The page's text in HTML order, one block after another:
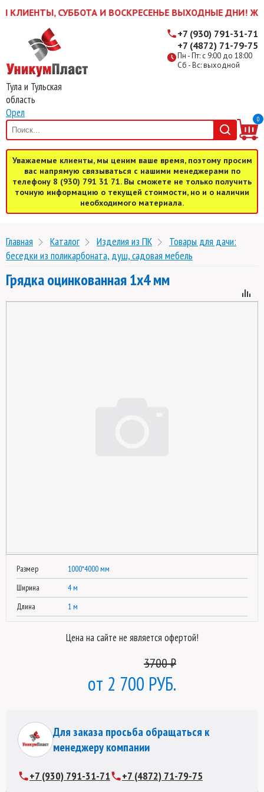
СУББОТА И ВОСКРЕСЕНЬЕ ВЫХОДНЫЕ ДНИ!
Тула и Тульская
область
Орел
Пн - Пт: с 9:00 до 18:00
Сб - Вс: выходной
+7 (930) 791-31-71
+7 (4872) 71-79-75
0
Уважаемые клиенты, мы ценим ваше время, поэтому просим
вас напрямую связываться с нашими менеджерами по
телефону 8 (930) 791 31 71. Вы сможете не только получить
точную информацию о текущей стоимости, но и о наличии
необходимого материала.
Главная Каталог Изделия из ПК
Товары для дачи:
беседки из поликарбоната, душ, садовая мебель
Грядка оцинкованная 1х4 мм
Размер
1000*4000 мм
Ширина
4 м
Длина
1 м
Цена на сайте не является офертой!
3700 ₽
2 700 РУБ.
Для заказа просьба обращаться к
менеджеру компании
+7 (930) 791-31-71 +7 (4872) 71-79-75